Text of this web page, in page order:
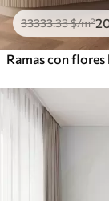
33333.33$/m²